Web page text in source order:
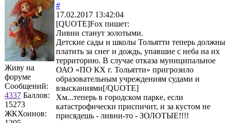
Живу на
форуме
Сообщений:
4337 Баллов:
15273
ЖКХоинов:
#
17.02.2017 13:42:04
[QUOTE]Fox пишет:
Ливни станут золотыми.
Детские сады и школы Тольятти теперь должны
платить за снег и дождь, упавшие с неба на их
территорию. В случае отказа муниципальное
ОАО «ПО КХ г. Тольятти» пригрозило
образовательным учреждениям судами и
взысканиями[/QUOTE]
Хм...теперь в городском парке, если
катастрофически приспичит, и за кустом не
присядешь - ливни-то - ЗОЛОТЫЕ!!!!